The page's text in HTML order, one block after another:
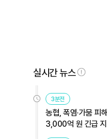
실시간 뉴스
3분전
농협, 폭염·가뭄 피
3,000억 원 긴급